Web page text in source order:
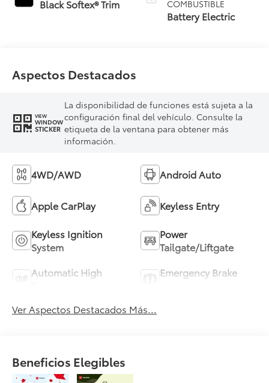
Black Softex® Trim
COMBUSTIBLE
Battery Electric
Aspectos Destacados
VIEW
WINDOW
STICKER
La disponibilidad de funciones está sujeta a la
configuración final del vehículo. Consulte la
etiqueta de la ventana para obtener más
información.
4WD/AWD Android Auto
Apple CarPlay Keyless Entry
Keyless Ignition
System
Power
Tailgate/Liftgate
Automatic High
Emergency Brake
Ver Aspectos Destacados Más...
Beneficios Elegibles